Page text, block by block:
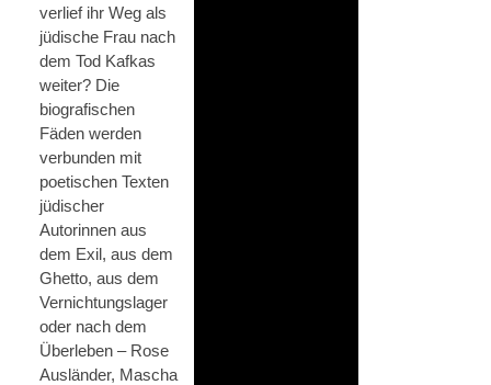
verlief ihr Weg als
jüdische Frau nach
dem Tod Kafkas
weiter? Die
biografischen
Fäden werden
verbunden mit
poetischen Texten
jüdischer
Autorinnen aus
dem Exil, aus dem
Ghetto, aus dem
Vernichtungslager
oder nach dem
Überleben – Rose
Ausländer, Mascha